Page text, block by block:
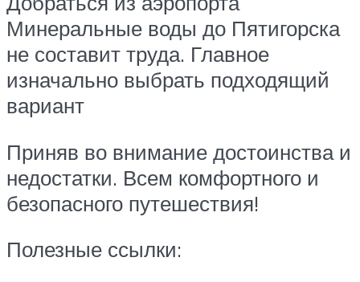
Минеральные воды до Пятигорска
не составит труда. Главное
изначально выбрать подходящий
вариант
Приняв во внимание достоинства и
недостатки. Всем комфортного и
безопасного путешествия!
Полезные ссылки: